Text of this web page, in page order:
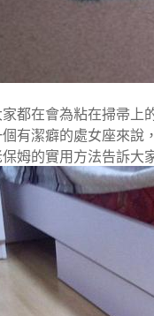
都在會為粘在掃帚上
有潔癖的處女座來說
保姆的實用方法告訴大